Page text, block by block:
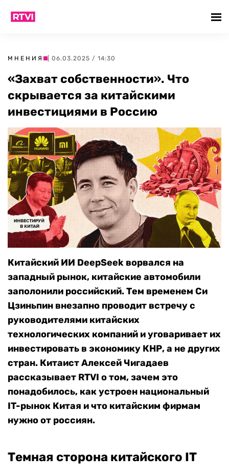
МНЕНИЯ | 06.03.2025 / 14:30
«Захват собственности». Что
скрывается за китайскими
инвестициями в Россию
Китайский ИИ DeepSeek ворвался на
западный рынок, китайские автомобили
заполонили российский. Тем временем Си
Цзиньпин внезапно проводит встречу с
руководителями китайских
технологических компаний и уговаривает их
инвестировать в экономику КНР, а не других
стран. Китаист Алексей Чигадаев
рассказывает RTVI о том, зачем это
понадобилось, как устроен национальный
IT-рынок Китая и что китайским фирмам
нужно от россиян.
Темная сторона китайского IT